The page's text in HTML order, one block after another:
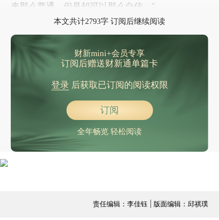
来那么普通，但是却可以那么自信。”
本文共计2793字 订阅后继续阅读
财新mini+会员专享
订阅后赠送财新通单篇卡
登录后获取已订阅的阅读权限
订阅
全年畅览 轻松阅读
责任编辑：李佳钰 | 版面编辑：邱祺璞